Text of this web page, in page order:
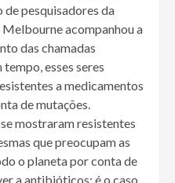
pesquisadores da
acompanhou a
das chamadas
esses seres
a medicamentos
de mutações.
mostraram resistentes
que preocupam as
o planeta por conta de
a antibióticos: é o caso